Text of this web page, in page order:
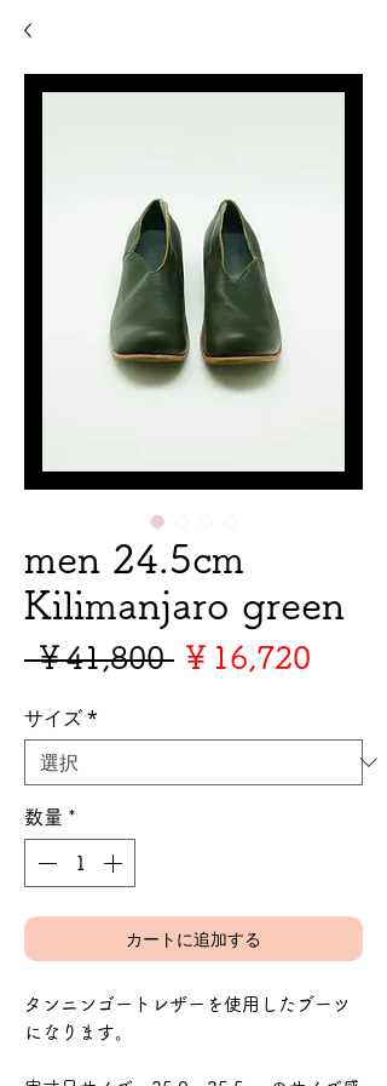
men 24.5cm
Kilimanjaro green
￥41,800 通
価
￥16,720
ル
サイズ*
数量 *
カートに追加する
タンニンゴートレザーを使用したブーツ
になります。